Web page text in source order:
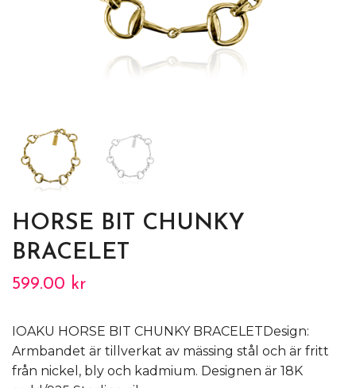
HORSE BIT CHUNKY
BRACELET
599.00 kr
IOAKU HORSE BIT CHUNKY BRACELETDesign:
Armbandet är tillverkat av mässing stål och är fritt
från nickel, bly och kadmium. Designen är 18K